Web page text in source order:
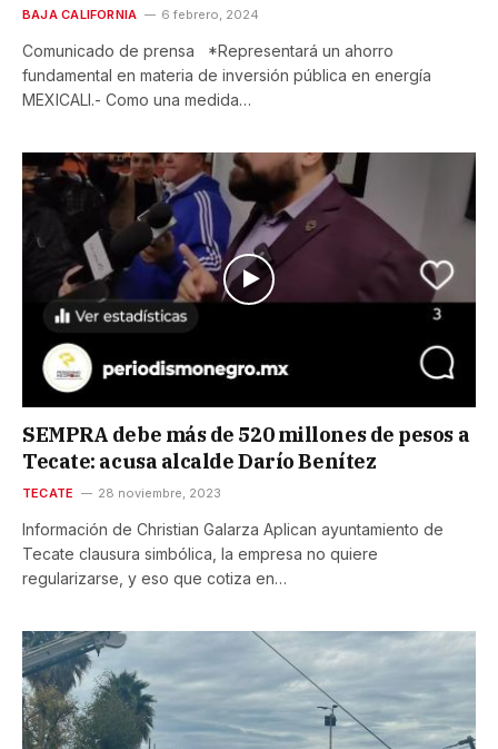
BAJA CALIFORNIA 6 febrero, 2024
Comunicado de prensa *Representará un ahorro
fundamental en materia de inversión pública en energía
MEXICALI.- Como una medida…
SEMPRA debe más de 520 millones de pesos a
Tecate: acusa alcalde Darío Benítez
TECATE 28 noviembre, 2023
Información de Christian Galarza Aplican ayuntamiento de
Tecate clausura simbólica, la empresa no quiere
regularizarse, y eso que cotiza en…